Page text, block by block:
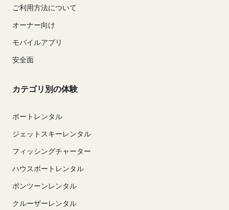
ご利用方法について
オーナー向け
モバイルアプリ
安全面
カテゴリ別の体験
ボートレンタル
ジェットスキーレンタル
フィッシングチャーター
ハウスボートレンタル
ポンツーンレンタル
クルーザーレンタル